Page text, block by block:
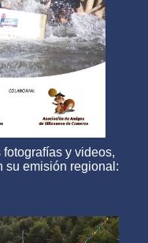
y videos,
su emisión regional: